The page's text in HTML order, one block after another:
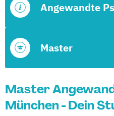
Master
Angewandte
Master
München - Dein